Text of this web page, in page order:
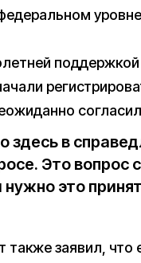
здесь в
Это вопрос
это
заявил, что